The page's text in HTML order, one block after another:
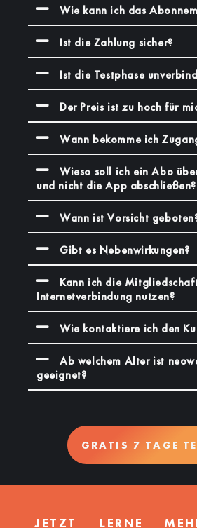
Wie kann ich das
Ist die Zahlung sicher?
Ist die Testphase
Der Preis ist zu hoch für
Wann bekomme ich
Wieso soll ich ein Abo
und nicht die App abschließen?
Wann ist Vorsicht
Gibt es Nebenwirkungen?
Kann ich die
Internetverbindung nutzen?
Wie kontaktiere ich den
Ab welchem Alter ist
geeignet?
GRATIS 7 TAGE
JETZT LERNE